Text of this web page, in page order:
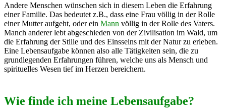
Andere Menschen wünschen sich in diesem Leben die Erfahrung
einer Familie. Das bedeutet z.B., dass eine Frau völlig in der Rolle
einer Mutter aufgeht, oder ein Mann völlig in der Rolle des Vaters.
Manch anderer lebt abgeschieden von der Zivilisation im Wald, um
die Erfahrung der Stille und des Einsseins mit der Natur zu erleben.
Eine Lebensaufgabe können also alle Tätigkeiten sein, die zu
grundlegenden Erfahrungen führen, welche uns als Mensch und
spirituelles Wesen tief im Herzen bereichern.
Wie finde ich meine Lebensaufgabe?